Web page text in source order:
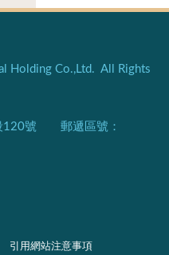
Holding Co.,Ltd. All Rights
120號 郵遞區號：
引用網站注意事項